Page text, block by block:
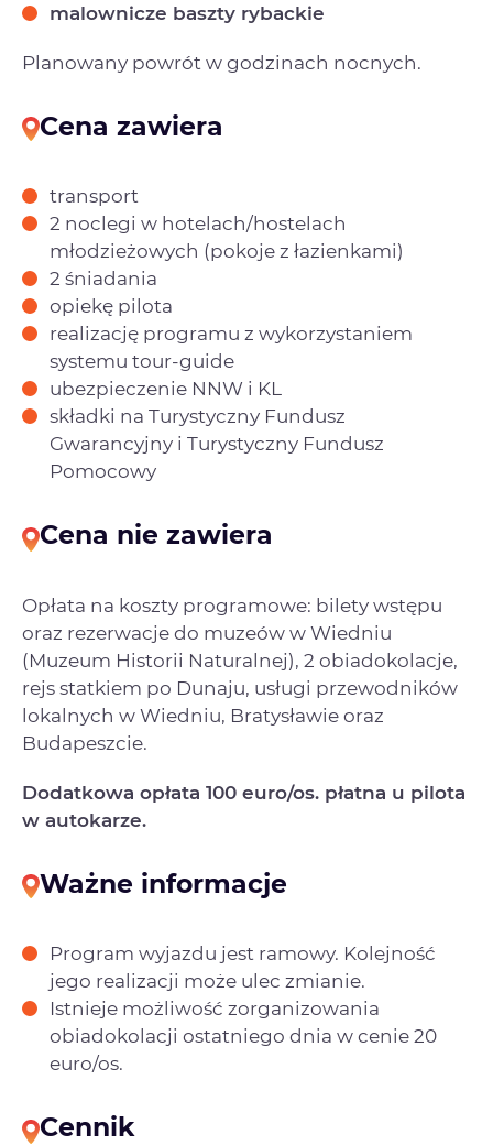
malownicze baszty rybackie
Planowany powrót w godzinach nocnych.
Cena zawiera
transport
2 noclegi w hotelach/hostelach
młodzieżowych (pokoje z łazienkami)
2 śniadania
opiekę pilota
realizację programu z wykorzystaniem
systemu tour-guide
ubezpieczenie NNW i KL
składki na Turystyczny Fundusz
Gwarancyjny i Turystyczny Fundusz
Pomocowy
Cena nie zawiera
Opłata na koszty programowe: bilety wstępu
oraz rezerwacje do muzeów w Wiedniu
(Muzeum Historii Naturalnej), 2 obiadokolacje,
rejs statkiem po Dunaju, usługi przewodników
lokalnych w Wiedniu, Bratysławie oraz
Budapeszcie.
Dodatkowa opłata 100 euro/os. płatna u pilota
w autokarze.
Ważne informacje
Program wyjazdu jest ramowy. Kolejność
jego realizacji może ulec zmianie.
Istnieje możliwość zorganizowania
obiadokolacji ostatniego dnia w cenie 20
euro/os.
Cennik